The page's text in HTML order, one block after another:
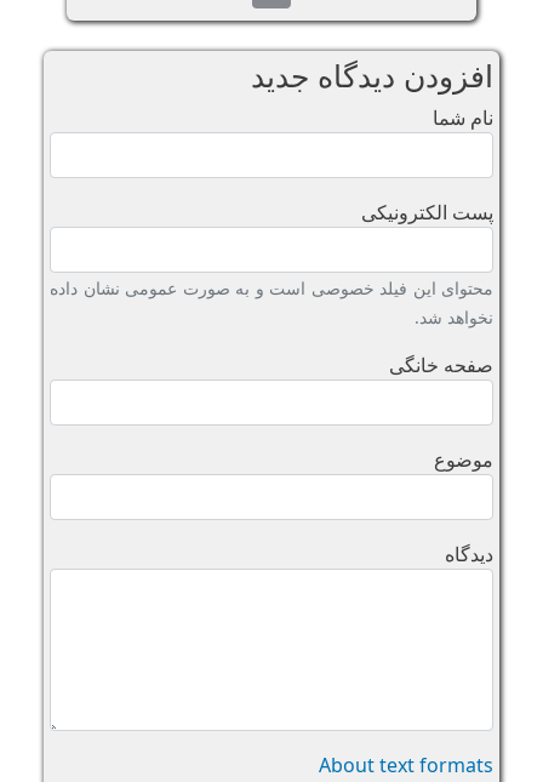
افزودن دیدگاه جدید
نام شما
پست الکترونیکی
محتوای این فیلد خصوصی است و به صورت عمومی نشان داده
نخواهد شد.
صفحه خانگی
موضوع
دیدگاه
About text formats